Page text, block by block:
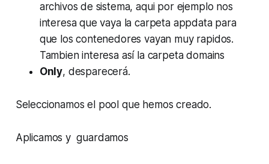
archivos de sistema, aqui por ejemplo nos
interesa que vaya la carpeta appdata para
que los contenedores vayan muy rapidos.
Tambien interesa así la carpeta domains
Only, desparecerá.
Seleccionamos el pool que hemos creado.
Aplicamos y guardamos